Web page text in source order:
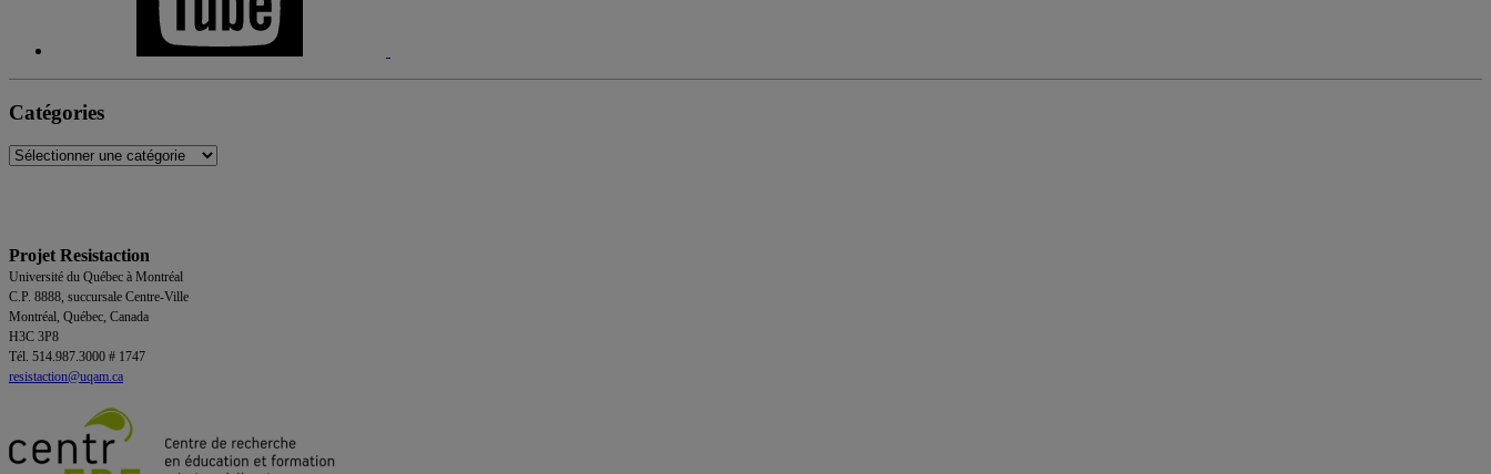
Catégories
Catégories
Projet Resistaction
Université du Québec à Montréal
C.P. 8888, succursale Centre-Ville
Montréal, Québec, Canada
H3C 3P8
Tél. 514.987.3000 # 1747
resistaction@uqam.ca